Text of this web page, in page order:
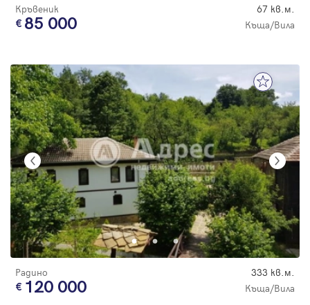
Кръвеник 67 кв.м.
85 000 Къща/Вила
Радино 333 кв.м.
120 000 Къща/Вила